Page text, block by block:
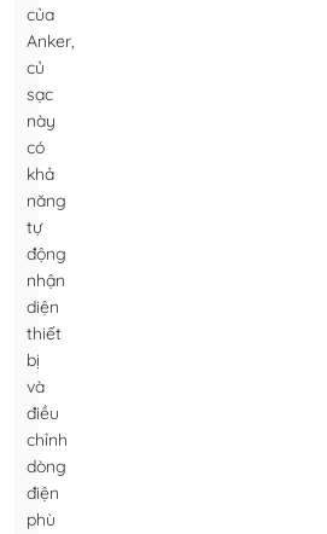
của
Anker,
củ
sạc
này
có
khả
năng
tự
động
nhận
diện
thiết
bị
và
điều
chỉnh
dòng
điện
phù